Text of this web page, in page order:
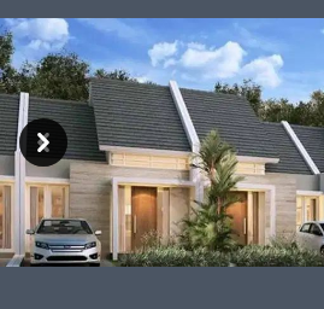
Previous
Next